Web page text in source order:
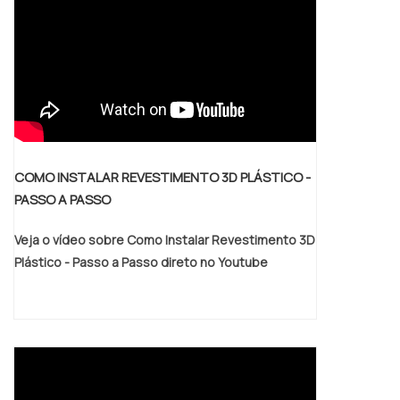
shores, resistindo a variações de
temperaturas entre -20°C e 90°C. O EPDM
possui como maior atribuição a resistência
ao ozônio, podendo ser feito com dureza
entre 30 a 90 shores, apresentando
resistência as temperaturas que variam
entre -60°C e 130°C.O Neoprene possui
grande resistência a óleo intempéries,
Nitrilica pode ser confeccionada com
COMO INSTALAR REVESTIMENTO 3D PLÁSTICO -
PASSO A PASSO
Veja o vídeo sobre Como Instalar Revestimento 3D
Plástico - Passo a Passo direto no Youtube